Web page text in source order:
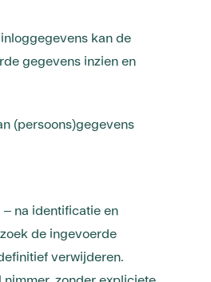
kan de
gegevens inzien en
(persoons)gegevens
– na identificatie en
de ingevoerde
verwijderen.